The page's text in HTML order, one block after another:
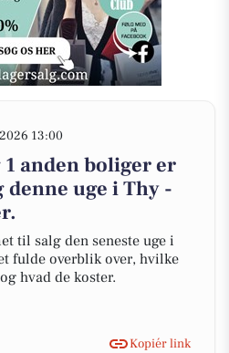
13:00
anden boliger er
uge i Thy -
til salg den seneste uge i
fulde overblik over, hvilke
hvad de koster.
Kopiér link